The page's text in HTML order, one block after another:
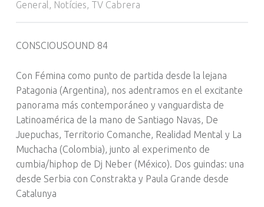
General , Notícies, TV Cabrera
CONSCIOUSOUND 84
Con Fémina como punto de partida desde la lejana
Patagonia (Argentina), nos adentramos en el excitante
panorama más contemporáneo y vanguardista de
Latinoamérica de la mano de Santiago Navas, De
Juepuchas, Territorio Comanche, Realidad Mental y La
Muchacha (Colombia), junto al experimento de
cumbia/hiphop de Dj Neber (México). Dos guindas: una
desde Serbia con Constrakta y Paula Grande desde
Catalunya